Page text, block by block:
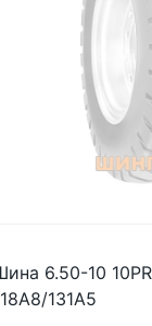
6.50-10
131A5